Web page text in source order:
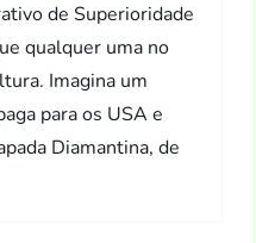
de Superioridade
qualquer uma no
Imagina um
para os USA e
Diamantina, de